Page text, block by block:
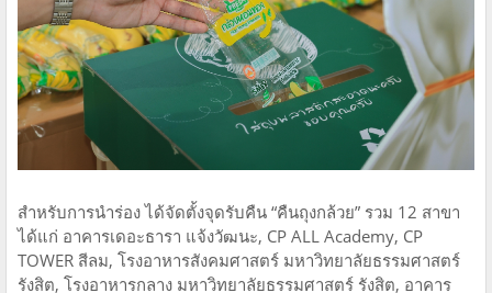
สำหรับการนำร่อง ได้จัดตั้งจุดรับคืน “คืนถุงกล้วย” รวม 12 สาขา
ได้แก่ อาคารเดอะธารา แจ้งวัฒนะ, CP ALL Academy, CP
TOWER สีลม, โรงอาหารสังคมศาสตร์ มหาวิทยาลัยธรรมศาสตร์
รังสิต, โรงอาหารกลาง มหาวิทยาลัยธรรมศาสตร์ รังสิต, อาคาร